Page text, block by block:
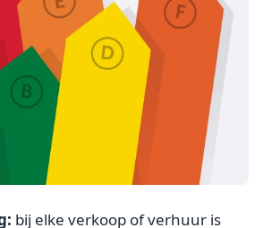
bij elke verkoop of verhuur is